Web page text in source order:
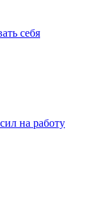
себя
на работу